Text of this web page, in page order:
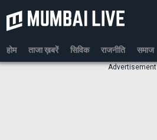
होम ताजा ख़बरें सिविक राजनीति समाज
Advertisement